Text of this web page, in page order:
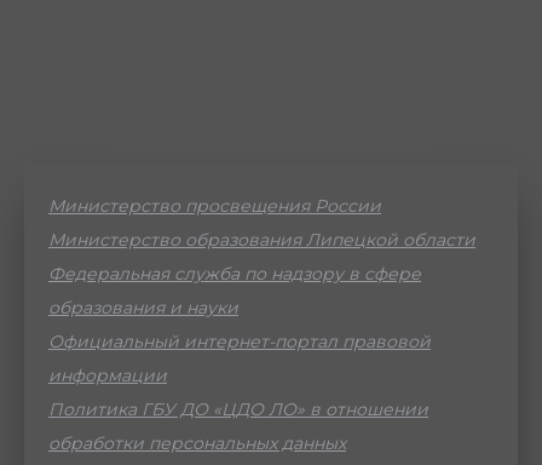
Министерство просвещения России
Министерство образования Липецкой области
Федеральная служба по надзору в сфере
образования и науки
Официальный интернет-портал правовой
информации
Политика ГБУ ДО «ЦДО ЛО» в отношении
обработки персональных данных